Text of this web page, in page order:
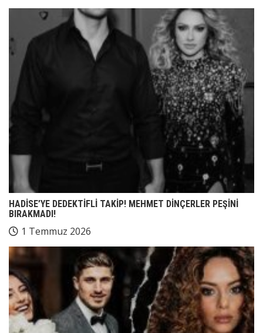
HADİSE’YE DEDEKTİFLİ TAKİP! MEHMET DİNÇERLER PEŞİNİ
BIRAKMADI!
1 Temmuz 2026